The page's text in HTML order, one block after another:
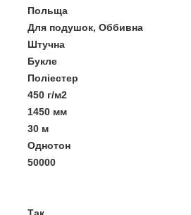
Польща
Для подушок, Оббивна
Штучна
Букле
Поліестер
450 г/м2
1450 мм
30 м
Однотон
50000
Так